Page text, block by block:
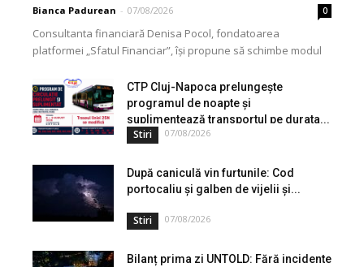
Bianca Padurean - 07/08/2026 0
Consultanta financiară Denisa Pocol, fondatoarea
platformei „Sfatul Financiar”, își propune să schimbe modul
de peste...
CTP Cluj-Napoca prelungește
programul de noapte și
suplimentează transportul pe durata...
Stiri 07/08/2026
După caniculă vin furtunile: Cod
portocaliu și galben de vijelii și...
Stiri 07/08/2026
Bilanț prima zi UNTOLD: Fără incidente